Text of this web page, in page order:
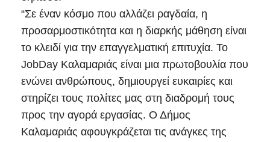
“Σε έναν κόσμο που αλλάζει ραγδαία, η
προσαρμοστικότητα και η διαρκής μάθηση είναι
το κλειδί για την επαγγελματική επιτυχία. Το
JobDay Καλαμαριάς είναι μια πρωτοβουλία που
ενώνει ανθρώπους, δημιουργεί ευκαιρίες και
στηρίζει τους πολίτες μας στη διαδρομή τους
προς την αγορά εργασίας. Ο Δήμος
Καλαμαριάς αφουγκράζεται τις ανάγκες της